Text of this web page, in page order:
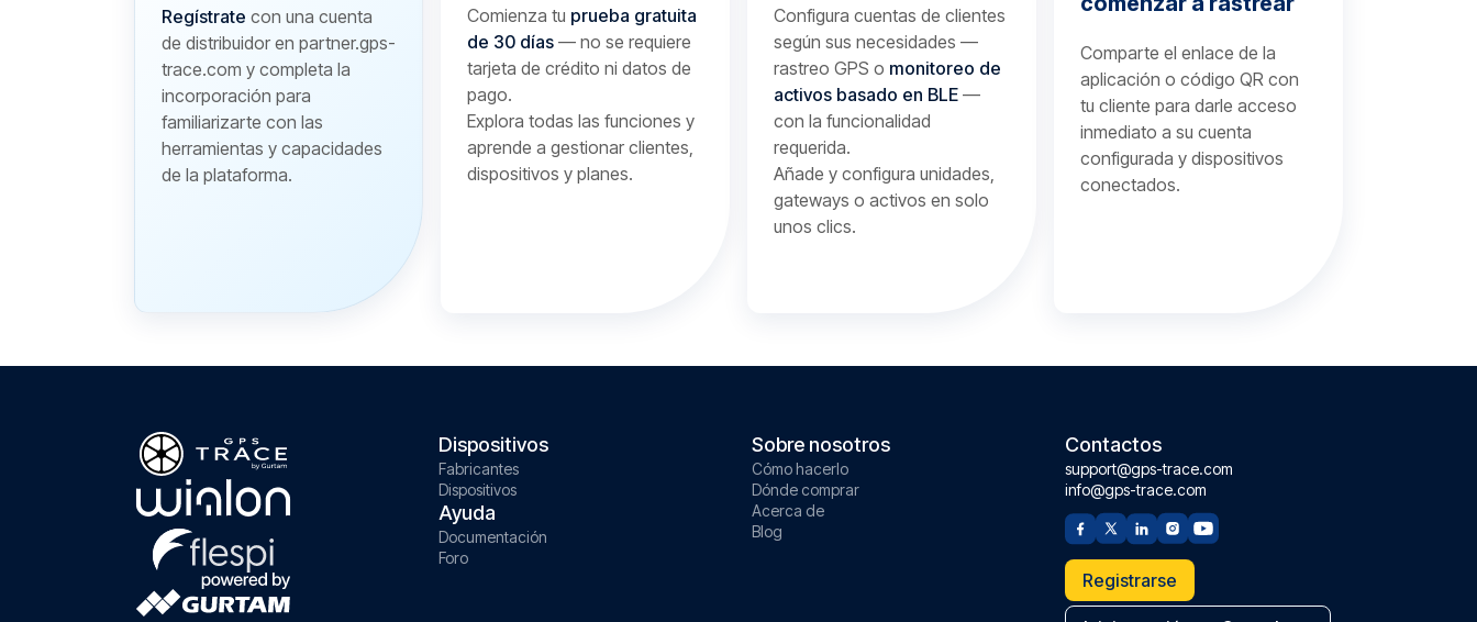
Regístrate con una cuenta
de distribuidor en partner.gps-
trace.com y completa la
incorporación para
familiarizarte con las
herramientas y capacidades
de la plataforma.
Comienza tu prueba gratuita
de 30 días — no se requiere
tarjeta de crédito ni datos de
pago.
Explora todas las funciones y
aprende a gestionar clientes,
dispositivos y planes.
Configura cuentas de clientes
según sus necesidades —
rastreo GPS o monitoreo de
activos basado en BLE —
con la funcionalidad
requerida.
Añade y configura unidades,
gateways o activos en solo
unos clics.
Comparte el enlace de la
aplicación o código QR con
tu cliente para darle acceso
inmediato a su cuenta
configurada y dispositivos
conectados.
Dispositivos
Fabricantes
Dispositivos
Ayuda
Documentación
Foro
Sobre nosotros
Cómo hacerlo
Dónde comprar
Acerca de
Blog
Contactos
support@gps-trace.com
info@gps-trace.com
Registrarse